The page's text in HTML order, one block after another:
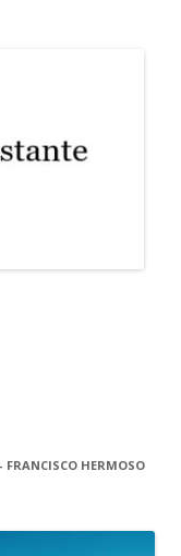
FRANCISCO HERMOSO